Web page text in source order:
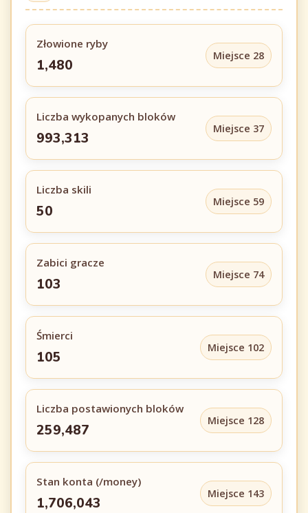
Złowione ryby
1,480
Miejsce 28
Liczba wykopanych bloków
993,313
Miejsce 37
Liczba skili
50
Miejsce 59
Zabici gracze
103
Miejsce 74
Śmierci
105
Miejsce 102
Liczba postawionych bloków
259,487
Miejsce 128
Stan konta (/money)
1,706,043
Miejsce 143